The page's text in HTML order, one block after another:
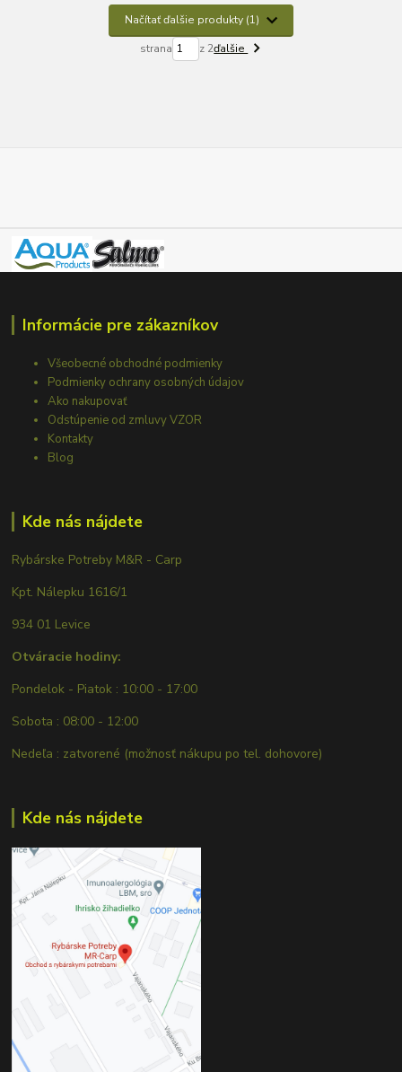
Načítať ďalšie produkty (1)
strana z 2ďalšie
Informácie pre zákazníkov
Všeobecné obchodné podmienky
Podmienky ochrany osobných údajov
Ako nakupovať
Odstúpenie od zmluvy VZOR
Kontakty
Blog
Kde nás nájdete
Rybárske Potreby M&R - Carp
Kpt. Nálepku 1616/1
934 01 Levice
Otváracie hodiny:
Pondelok - Piatok : 10:00 - 17:00
Sobota : 08:00 - 12:00
Nedeľa : zatvorené (možnosť nákupu po tel. dohovore)
Kde nás nájdete